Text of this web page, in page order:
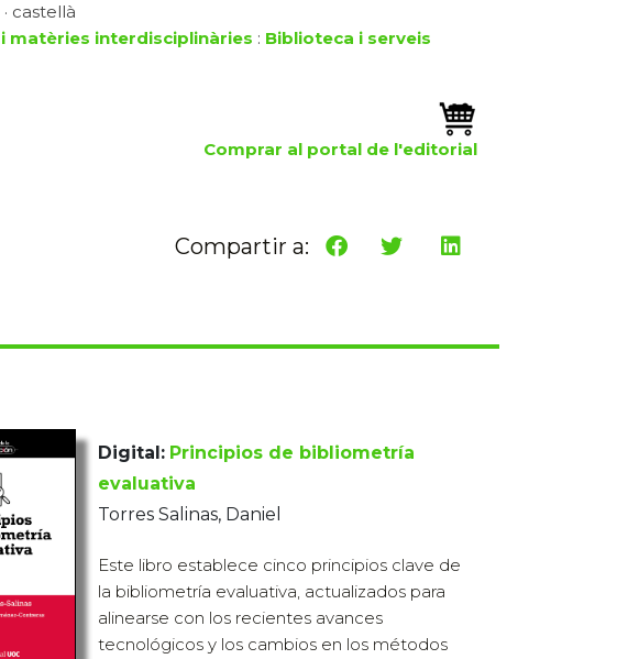
castellà
matèries interdisciplinàries : Biblioteca i serveis
Comprar al portal de l'editorial
Compartir a:
Digital: Principios de bibliometría
evaluativa
Torres Salinas, Daniel
Este libro establece cinco principios clave de
la bibliometría evaluativa, actualizados para
alinearse con los recientes avances
tecnológicos y los cambios en los métodos